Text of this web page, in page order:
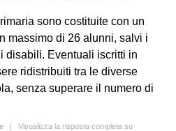
sono costituite con un
massimo di 26 alunni, salvi i
disabili. Eventuali iscritti in
ridistribuiti tra le diverse
senza superare il numero di
| Visualizza la risposta completa su